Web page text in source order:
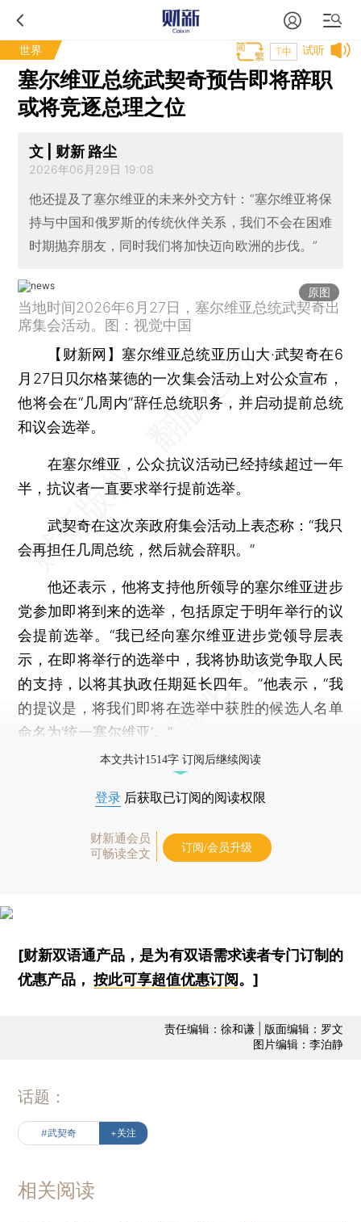
世界 试听
T中
塞尔维亚总统武契奇预告即将辞职
或将竞逐总理之位
文 | 财新 路尘
2026年06月29日 19:08
他还提及了塞尔维亚的未来外交方针：“塞尔维亚将保
持与中国和俄罗斯的传统伙伴关系，我们不会在困难
时期抛弃朋友，同时我们将加快迈向欧洲的步伐。”
原图
当地时间2026年6月27日，塞尔维亚总统武契奇出
席集会活动。图：视觉中国
【财新网】塞尔维亚总统亚历山大·武契奇在6
月27日贝尔格莱德的一次集会活动上对公众宣布，
他将会在“几周内”辞任总统职务，并启动提前总统
和议会选举。
在塞尔维亚，公众抗议活动已经持续超过一年
半，抗议者一直要求举行提前选举。
武契奇在这次亲政府集会活动上表态称：“我只
会再担任几周总统，然后就会辞职。”
他还表示，他将支持他所领导的塞尔维亚进步
党参加即将到来的选举，包括原定于明年举行的议
会提前选举。“我已经向塞尔维亚进步党领导层表
示，在即将举行的选举中，我将协助该党争取人民
的支持，以将其执政任期延长四年。”他表示，“我
的提议是，将我们即将在选举中获胜的候选人名单
命名为‘统一塞尔维亚’。”
本文共计1514字 订阅后继续阅读
登录 后获取已订阅的阅读权限
财新通会员
可畅读全文
订阅/会员升级
[财新双语通产品，是为有双语需求读者专门订制的
优惠产品，按此可享超值优惠订阅 。]
责任编辑：徐和谦 | 版面编辑：罗文
图片编辑：李泊静
话题：
#武契奇 +关注
相关阅读